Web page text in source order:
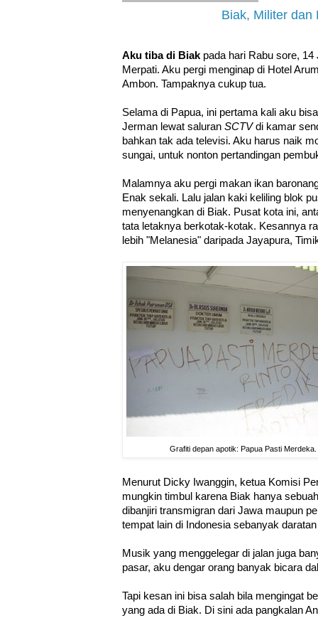
Biak, Militer dan
Aku tiba di Biak pada hari Rabu sore,
Merpati. Aku pergi menginap di Hotel
Ambon. Tampaknya cukup tua.
Selama di Papua, ini pertama kali aku
Jerman lewat saluran SCTVdi kamar
bahkan tak ada televisi. Aku harus naik
sungai, untuk nonton pertandingan
Malamnya aku pergi makan ikan
Enak sekali. Lalu jalan kaki keliling blok
menyenangkan di Biak. Pusat kota ini,
tata letaknya berkotak-kotak. Kesannya
lebih "Melanesia" daripada Jayapura,
Grafiti depan apotik: Papua Pasti Merdeka.
Menurut Dicky Iwanggin, ketua Komisi
mungkin timbul karena Biak hanya
dibanjiri transmigran dari Jawa maupun
tempat lain di Indonesia sebanyak
Musik yang menggelegar di jalan juga
pasar, aku dengar orang banyak bicara
Tapi kesan ini bisa salah bila mengingat
yang ada di Biak. Di sini ada pangkalan